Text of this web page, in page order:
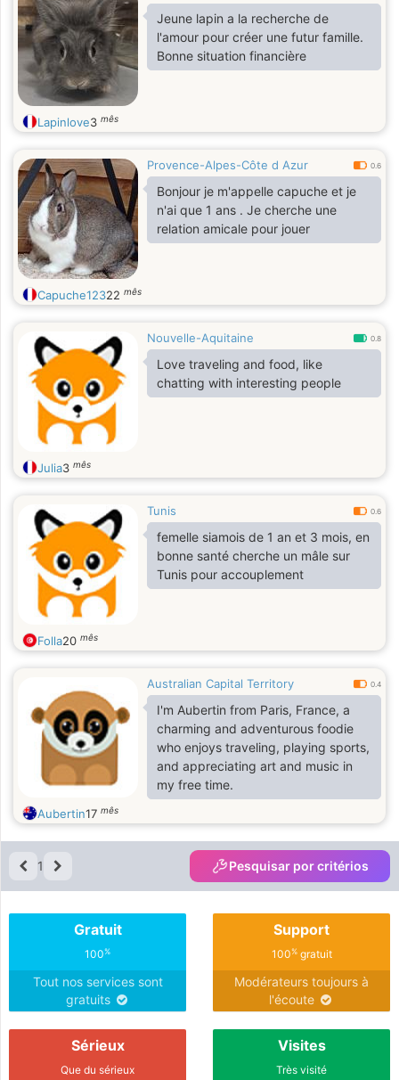
Jeune lapin a la recherche de
l'amour pour créer une futur famille.
Bonne situation financière
Lapinlove3 mês
Provence-Alpes-Côte d Azur 0.6
Bonjour je m'appelle capuche et je
n'ai que 1 ans . Je cherche une
relation amicale pour jouer
Capuche12322 mês
Nouvelle-Aquitaine 0.8
Love traveling and food, like
chatting with interesting people
Julia3 mês
Tunis 0.6
femelle siamois de 1 an et 3 mois, en
bonne santé cherche un mâle sur
Tunis pour accouplement
Folla20 mês
Australian Capital Territory 0.4
I'm Aubertin from Paris, France, a
charming and adventurous foodie
who enjoys traveling, playing sports,
and appreciating art and music in
my free time.
Aubertin17 mês
1 Pesquisar por critérios
Gratuit
100%
Tout nos services sont
gratuits
Support
100%gratuit
Modérateurs toujours à
l'écoute
Sérieux
Que du sérieux
Visites
Très visité